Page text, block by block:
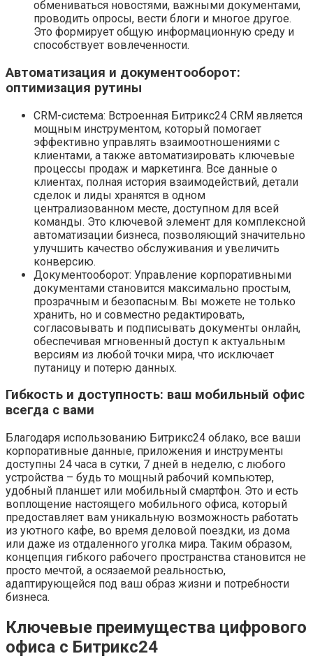
обмениваться новостями, важными документами,
проводить опросы, вести блоги и многое другое.
Это формирует общую информационную среду и
способствует вовлеченности.
Автоматизация и документооборот:
оптимизация рутины
CRM-система: Встроенная Битрикс24 CRM является
мощным инструментом, который помогает
эффективно управлять взаимоотношениями с
клиентами, а также автоматизировать ключевые
процессы продаж и маркетинга. Все данные о
клиентах, полная история взаимодействий, детали
сделок и лиды хранятся в одном
централизованном месте, доступном для всей
команды. Это ключевой элемент для комплексной
автоматизации бизнеса, позволяющий значительно
улучшить качество обслуживания и увеличить
конверсию.
Документооборот: Управление корпоративными
документами становится максимально простым,
прозрачным и безопасным. Вы можете не только
хранить, но и совместно редактировать,
согласовывать и подписывать документы онлайн,
обеспечивая мгновенный доступ к актуальным
версиям из любой точки мира, что исключает
путаницу и потерю данных.
Гибкость и доступность: ваш мобильный офис
всегда с вами
Благодаря использованию Битрикс24 облако, все ваши
корпоративные данные, приложения и инструменты
доступны 24 часа в сутки, 7 дней в неделю, с любого
устройства – будь то мощный рабочий компьютер,
удобный планшет или мобильный смартфон. Это и есть
воплощение настоящего мобильного офиса, который
предоставляет вам уникальную возможность работать
из уютного кафе, во время деловой поездки, из дома
или даже из отдаленного уголка мира. Таким образом,
концепция гибкого рабочего пространства становится не
просто мечтой, а осязаемой реальностью,
адаптирующейся под ваш образ жизни и потребности
бизнеса.
Ключевые преимущества цифрового
офиса с Битрикс24